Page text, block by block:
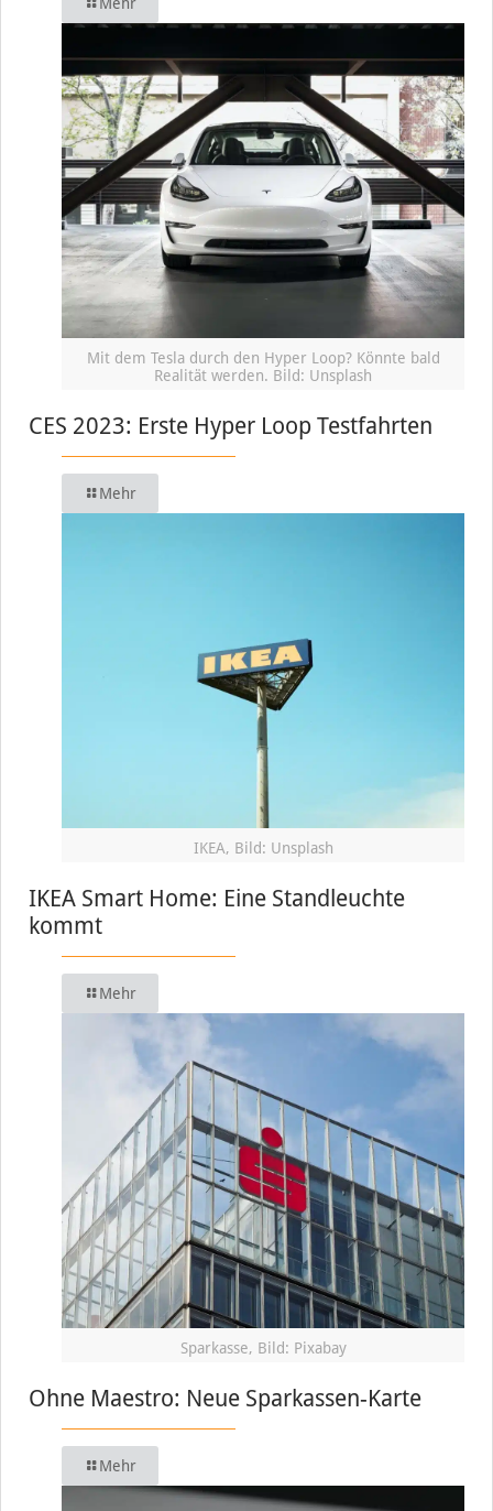
Mit dem Tesla durch den Hyper Loop? Könnte bald
Realität werden. Bild: Unsplash
CES 2023: Erste Hyper Loop Testfahrten
Mehr
IKEA, Bild: Unsplash
IKEA Smart Home: Eine Standleuchte
kommt
Mehr
Sparkasse, Bild: Pixabay
Ohne Maestro: Neue Sparkassen-Karte
Mehr